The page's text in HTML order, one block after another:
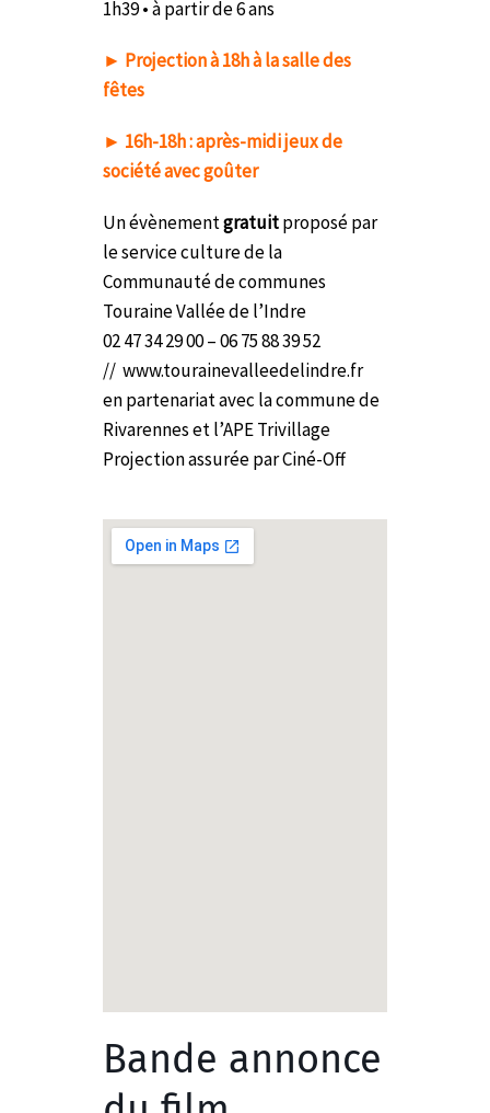
1h39 • à partir de 6 ans
► Projection à 18h à la salle des
fêtes
► 16h-18h : après-midi jeux de
société avec goûter
Un évènementgratuitproposé par
le service culture de la
Communauté de communes
Touraine Vallée de l’Indre
02 47 34 29 00 – 06 75 88 39 52
// www.tourainevalleedelindre.fr
en partenariat avec la commune de
Rivarennes et l’APE Trivillage
Projection assurée par Ciné-Off
Bande annonce